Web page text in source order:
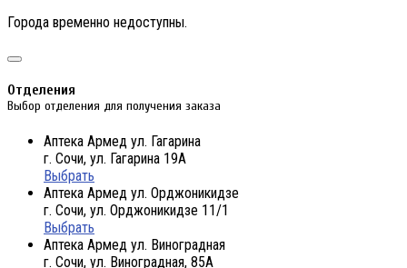
Города временно недоступны.
Отделения
Выбор отделения для получения заказа
Аптека Армед ул. Гагарина
г. Сочи, ул. Гагарина 19А
Выбрать
Аптека Армед ул. Орджоникидзе
г. Сочи, ул. Орджоникидзе 11/1
Выбрать
Аптека Армед ул. Виноградная
г. Сочи, ул. Виноградная, 85А